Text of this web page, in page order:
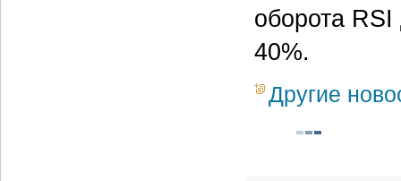
оборота
40%.
Другие